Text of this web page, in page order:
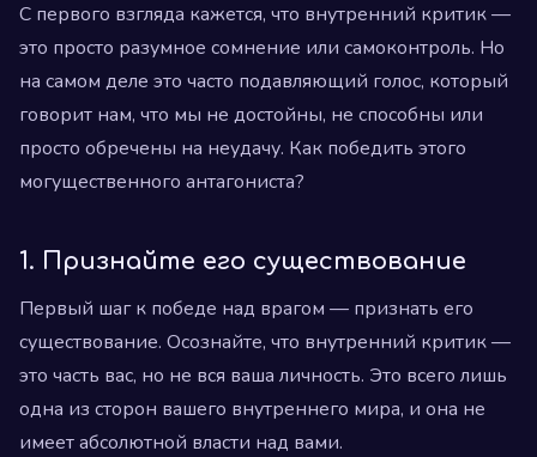
С первого взгляда кажется, что внутренний критик —
это просто разумное сомнение или самоконтроль. Но
на самом деле это часто подавляющий голос, который
говорит нам, что мы не достойны, не способны или
просто обречены на неудачу. Как победить этого
могущественного антагониста?
1. Признайте его существование
Первый шаг к победе над врагом — признать его
существование. Осознайте, что внутренний критик —
это часть вас, но не вся ваша личность. Это всего лишь
одна из сторон вашего внутреннего мира, и она не
имеет абсолютной власти над вами.